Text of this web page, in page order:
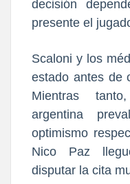
decisión
presente el
Scaloni y los
estado antes de
Mientras
argentina
optimismo
Nico Paz
disputar la cita